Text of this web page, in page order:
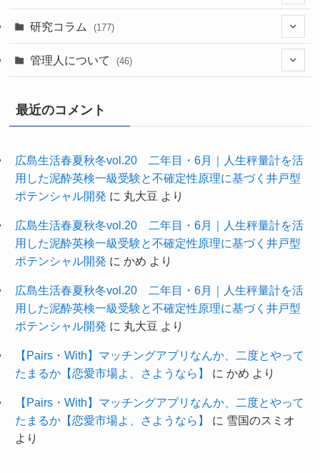
(22)
(37) (20)
(42)
(11)
(10)
研究コラム (177)
(20)
管理人について (46)
(3)
(9)
最近のコメント
広島生活春夏秋冬vol.20 二年目・6月｜人生秤量計を活
用した泥酔英検一級受験と不確定性原理に基づく井戸型
ポテンシャル開発 に 丸大豆 より
広島生活春夏秋冬vol.20 二年目・6月｜人生秤量計を活
用した泥酔英検一級受験と不確定性原理に基づく井戸型
ポテンシャル開発 にかめ より
広島生活春夏秋冬vol.20 二年目・6月｜人生秤量計を活
用した泥酔英検一級受験と不確定性原理に基づく井戸型
ポテンシャル開発 に 丸大豆 より
【Pairs・With】マッチングアプリなんか、二度とやって
たまるか【恋愛市場よ、さようなら】
にかめ より
【Pairs・With】マッチングアプリなんか、二度とやって
たまるか【恋愛市場よ、さようなら】
に 雪国のスミオ
より